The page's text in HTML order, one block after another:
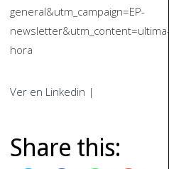
general&utm_campaign=EP-
newsletter&utm_content=ultima-
hora
Ver en Linkedin |
Share this: